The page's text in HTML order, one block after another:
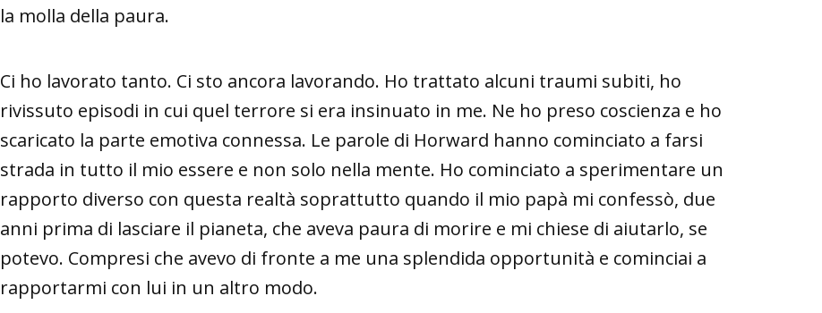
la molla della paura.
Ci ho lavorato tanto. Ci sto ancora lavorando. Ho trattato alcuni traumi subiti, ho
rivissuto episodi in cui quel terrore si era insinuato in me. Ne ho preso coscienza e ho
scaricato la parte emotiva connessa. Le parole di Horward hanno cominciato a farsi
strada in tutto il mio essere e non solo nella mente. Ho cominciato a sperimentare un
rapporto diverso con questa realtà soprattutto quando il mio papà mi confessò, due
anni prima di lasciare il pianeta, che aveva paura di morire e mi chiese di aiutarlo, se
potevo. Compresi che avevo di fronte a me una splendida opportunità e cominciai a
rapportarmi con lui in un altro modo.